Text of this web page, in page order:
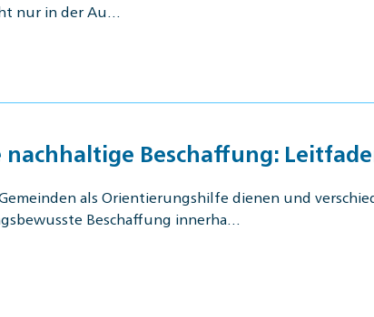
nur in der Au…
Beschaffung:
als Orientierungshilfe dienen und
Beschaffung innerha…